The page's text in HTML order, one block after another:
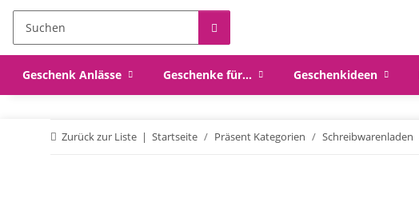
Geschenk Anlässe Geschenke für... Geschenkideen
Zurück zur Liste Startseite Präsent Kategorien Schreibwarenladen